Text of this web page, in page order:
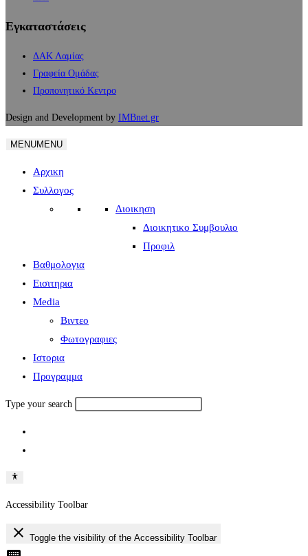
Εγκαταστάσεις
ΔΑΚ Λαμίας
Γραφεία Ομάδας
Προπονητικό Κεντρο
Design and Development by IMBnet.gr
MENUMENU
Αρχικη
Συλλογος
Διοικηση
Διοικητικο Συμβουλιο
Προφιλ
Βαθμολογια
Εισιτηρια
Media
Βιντεο
Φωτογραφιες
Ιστορια
Πρoγραμμα
Type your search
Accessibility Toolbar
close Toggle the visibility of the Accessibility Toolbar